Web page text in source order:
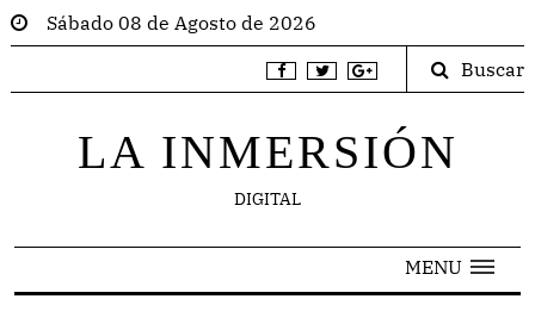
Sábado 08 de Agosto de 2026
Buscar
LA INMERSIÓN
DIGITAL
MENU